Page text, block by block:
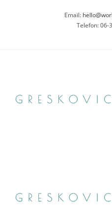
Email:
Telefon: 06-